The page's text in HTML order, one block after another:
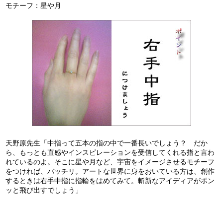
モチーフ：星や月
天野原先生「中指って五本の指の中で一番長いでしょう？ だか
ら、もっとも直感やインスピレーションを受信してくれる指と言わ
れているのよ。そこに星や月など、宇宙をイメージさせるモチーフ
をつければ、バッチリ。アートな世界に身をおいている方は、創作
するときは右手中指に指輪をはめてみて。斬新なアイディアがポン
ッと飛び出すでしょう」